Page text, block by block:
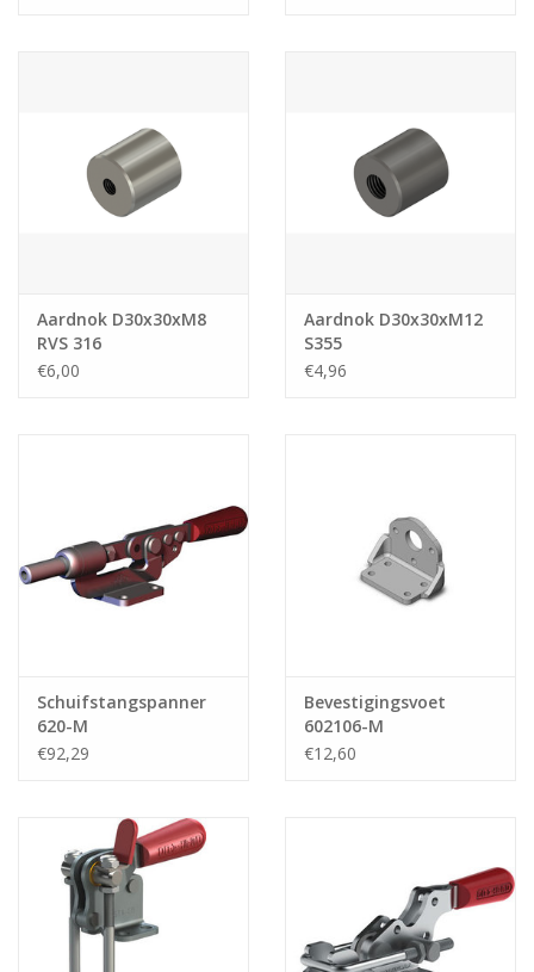
Aardnok D30x30xM8
RVS 316
€6,00
Aardnok D30x30xM12
S355
€4,96
Schuifstangspanner
620-M
€92,29
Bevestigingsvoet
602106-M
€12,60